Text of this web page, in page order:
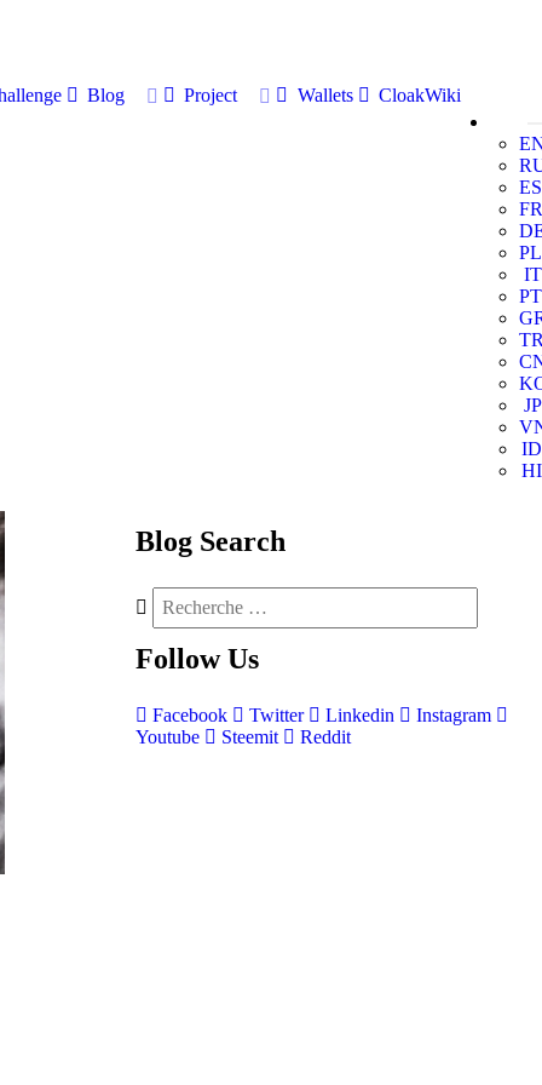
Blog Project Wallets
CloakWiki
ES
FR
PL
IT
PT
JP
ID
HI
Blog Search
Follow Us
Facebook Twitter Linkedin
Instagram
Youtube
Steemit Reddit